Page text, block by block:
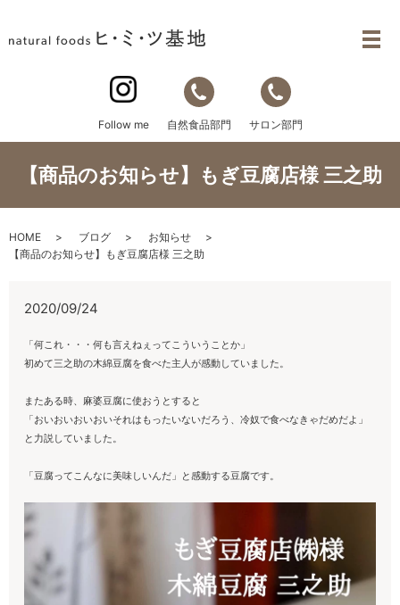
Follow me 自然食品部門 サロン部門
【商品のお知らせ】もぎ豆腐店様 三之助
HOME ブログ
お知らせ
【商品のお知らせ】もぎ豆腐店様 三之助
2020/09/24
「何これ・・・何も言えねぇってこういうことか」
初めて三之助の木綿豆腐を食べた主人が感動していました。
またある時、麻婆豆腐に使おうとすると
「おいおいおいおいそれはもったいないだろう、冷奴で食べなきゃだめだよ」
と力説していました。
「豆腐ってこんなに美味しいんだ」と感動する豆腐です。